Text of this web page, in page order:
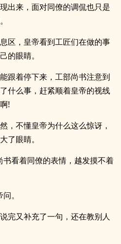
出来，面对同僚的调侃也只是
区，皇帝看到工匠们在做的事
的眼睛。
跟着停下来，工部尚书注意到
什么事，赶紧顺着皇帝的视线
!
，不懂皇帝为什么这么惊讶，
了眼睛。
书看着同僚的表情，越发摸不着
。
完又补充了一句，还在教别人